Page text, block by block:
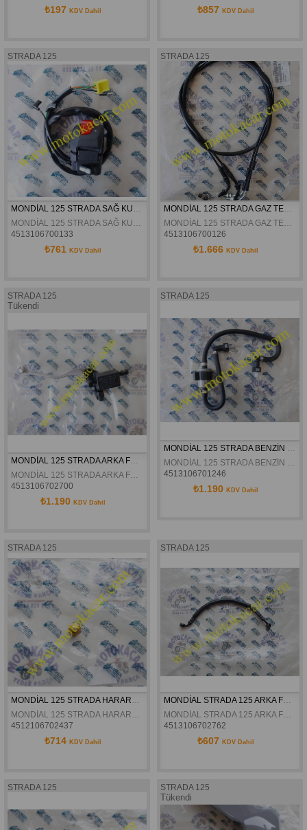
₺197 KDV Dahil ₺857 KDV Dahil
STRADA 125
4513106700133
₺761 KDV Dahil
STRADA 125
4513106700126
₺1.666 KDV Dahil
STRADA 125
Tükendi
MONDİAL 125 STRADA ARKA FREN ÜST MERKEZ ORJİNAL
MONDİAL 125 STRADA ARKA FREN ÜST MERKEZ ORJİNAL
4513106702700
₺1.190 KDV Dahil
STRADA 125
4513106701246
₺1.190 KDV Dahil
STRADA 125
MONDİAL 125 STRADA HARARET MUŞURU ORJİNAL
MONDİAL 125 STRADA HARARET MUŞURU ORJİNAL
4512106702437
₺714 KDV Dahil
STRADA 125
MONDİAL STRADA 125 ARKA FREN HİDROLİK HORTUMU ALT ORJİNAL (35CM)
MONDİAL STRADA 125 ARKA FREN HİDROLİK HORTUMU ALT ORJİNAL (35CM)
4513106702762
₺607 KDV Dahil
STRADA 125 STRADA 125
Tükendi